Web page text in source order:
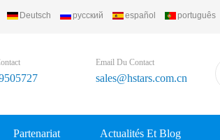
Deutsch русский español português
Email Du Contact
sales@hstars.com.cn
Partenariat Actualités Et Blog